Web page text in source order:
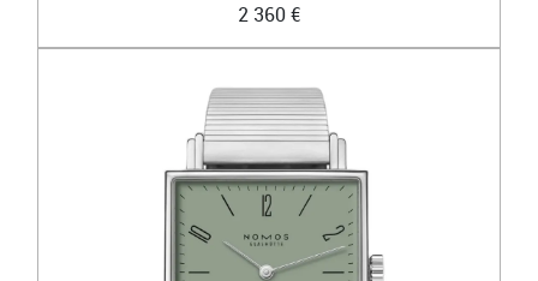
2 360 €